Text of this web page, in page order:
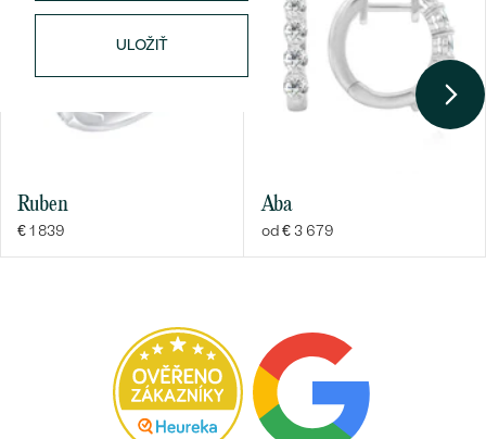
Prírodný
ULOŽIŤ
Ruben
€ 1 839
Aba
od € 3 679